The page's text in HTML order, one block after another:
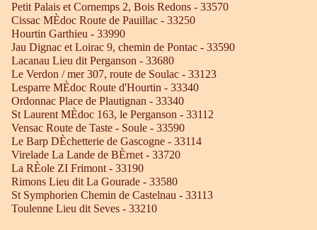
Petit Palais et Cornemps 2, Bois Redons - 33570
Cissac MÈdoc Route de Pauillac - 33250
Hourtin Garthieu - 33990
Jau Dignac et Loirac 9, chemin de Pontac - 33590
Lacanau Lieu dit Perganson - 33680
Le Verdon / mer 307, route de Soulac - 33123
Lesparre MÈdoc Route d'Hourtin - 33340
Ordonnac Place de Plautignan - 33340
St Laurent MÈdoc 163, le Perganson - 33112
Vensac Route de Taste - Soule - 33590
Le Barp DÈchetterie de Gascogne - 33114
Virelade La Lande de BÈrnet - 33720
La RÈole ZI Frimont - 33190
Rimons Lieu dit La Gourade - 33580
St Symphorien Chemin de Castelnau - 33113
Toulenne Lieu dit Seves - 33210